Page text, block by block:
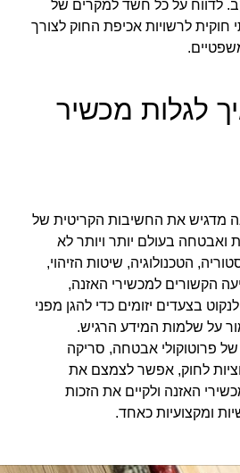
לדווח על כל חשד למקרים של
לרשויות אכיפת החוק לצורך
לגלות מכשיר
מדגיש את החשיבות הקריטית של
ואבטחה בעולם יותר ויותר לא
הטכנולוגיה, שיטות הזיהוי,
הקשורים למכשירי האזנה,
בצעדים יזומים כדי להגן מפני
על שלמות המידע הרגיש.
פרוטוקולי אבטחה, סריקה
וציות לחוק, אפשר לצמצם את
האזנה ולקיים את הזכות
ומקצועיות כאחד.